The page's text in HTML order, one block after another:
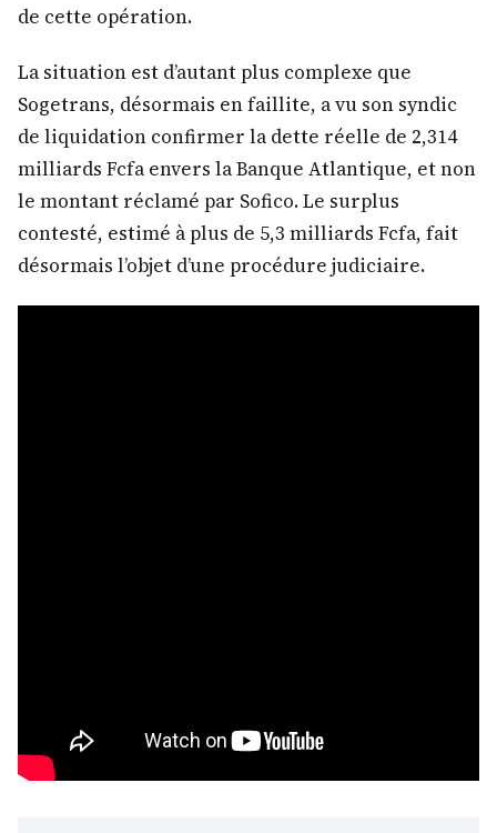
de cette opération.
La situation est d’autant plus complexe que
Sogetrans, désormais en faillite, a vu son syndic
de liquidation confirmer la dette réelle de 2,314
milliards Fcfa envers la Banque Atlantique, et non
le montant réclamé par Sofico. Le surplus
contesté, estimé à plus de 5,3 milliards Fcfa, fait
désormais l’objet d’une procédure judiciaire.